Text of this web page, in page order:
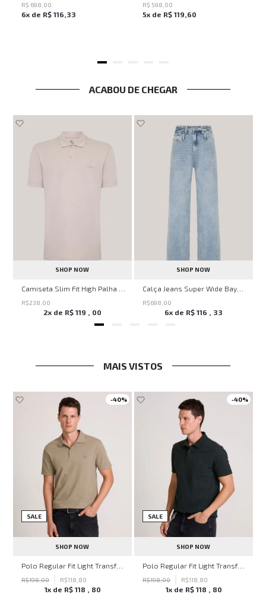
R$ 698 00
6x de R$ 116 33
R$ 598 00
5x de R$ 119 60
ACABOU DE CHEGAR
SHOP NOW
R$238 00
2x de R$ 119 , 00
SHOP NOW
R$698 00
6x de R$ 116 , 33
MAIS VISTOS
-40%
SALE
SHOP NOW
Polo Regular Fit Light Transfer Bege Médio John John Masculina
R$198,00 R$118 80
1x de R$ 118 80
-40%
SALE
SHOP NOW
Polo Regular Fit Light Transfer Verde Escuro John John Masculina
R$198,00 R$118 80
1x de R$ 118 80